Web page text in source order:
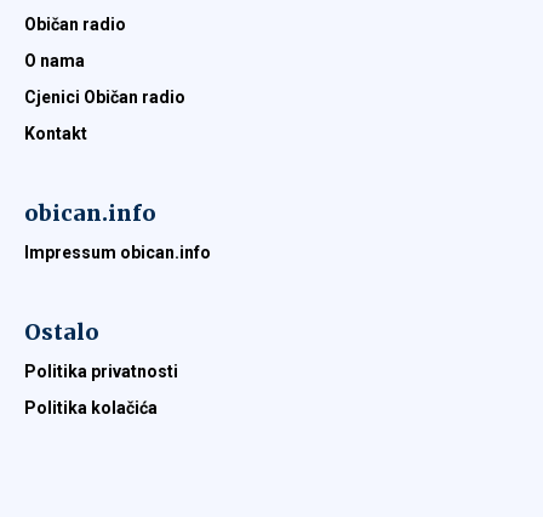
Običan radio
O nama
Cjenici Običan radio
Kontakt
obican.info
Impressum obican.info
Ostalo
Politika privatnosti
Politika kolačića